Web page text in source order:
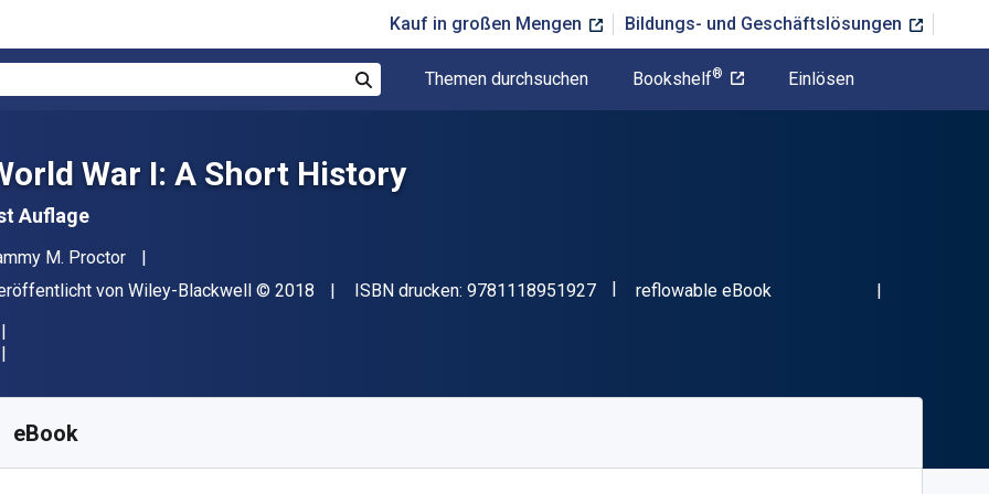
Kauf in großen Mengen Bildungs- und Geschäftslösungen
Themen durchsuchen Bookshelf® Einlösen
War I: A Short History
Auflage
M. Proctor
von Wiley-Blackwell Copyright
© 2018 ISBN drucken: 9781118951927"ISBN-13 9781118951927"
Format
reflowable eBook
eBook